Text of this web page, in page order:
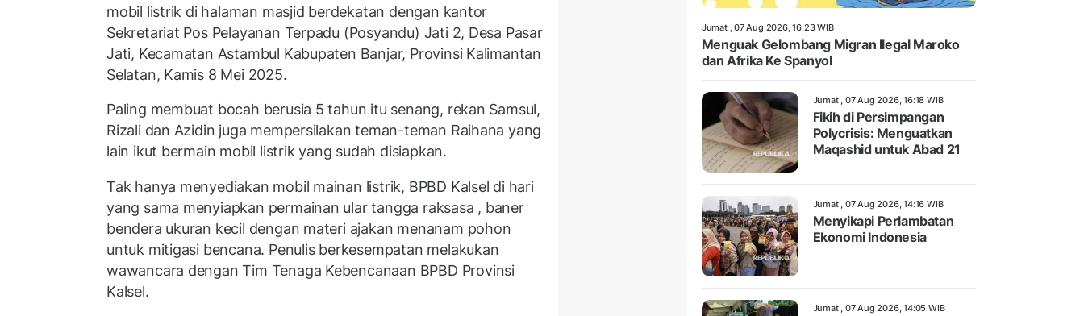
mobil listrik di halaman masjid berdekatan dengan kantor
Sekretariat Pos Pelayanan Terpadu (Posyandu) Jati 2, Desa Pasar
Jati, Kecamatan Astambul Kabupaten Banjar, Provinsi Kalimantan
Selatan, Kamis 8 Mei 2025.
Paling membuat bocah berusia 5 tahun itu senang, rekan Samsul,
Rizali dan Azidin juga mempersilakan teman-teman Raihana yang
lain ikut bermain mobil listrik yang sudah disiapkan.
Tak hanya menyediakan mobil mainan listrik, BPBD Kalsel di hari
yang sama menyiapkan permainan ular tangga raksasa , baner
bendera ukuran kecil dengan materi ajakan menanam pohon
untuk mitigasi bencana. Penulis berkesempatan melakukan
wawancara dengan Tim Tenaga Kebencanaan BPBD Provinsi
Kalsel.
Jumat , 07 Aug 2026, 16:23 WIB
Menguak Gelombang Migran Ilegal Maroko
dan Afrika Ke Spanyol
Jumat , 07 Aug 2026, 16:18 WIB
Fikih di Persimpangan
Polycrisis: Menguatkan
Maqashid untuk Abad 21
Jumat , 07 Aug 2026, 14:16 WIB
Menyikapi Perlambatan
Ekonomi Indonesia
Jumat , 07 Aug 2026, 14:05 WIB